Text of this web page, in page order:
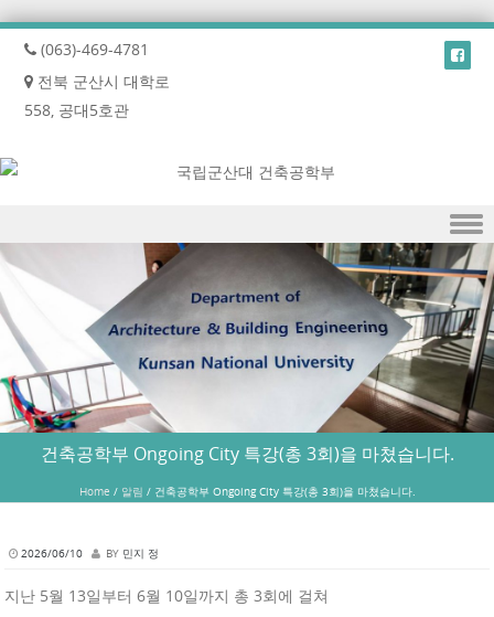
(063)-469-4781
전북 군산시 대학로
558, 공대5호관
Skip to content
건축공학부 Ongoing City 특강(총 3회)을 마쳤습니다.
Home / 알림 / 건축공학부 Ongoing City 특강(총 3회)을 마쳤습니다.
2026/06/10 BY 민지 정
지난 5월 13일부터 6월 10일까지 총 3회에 걸쳐